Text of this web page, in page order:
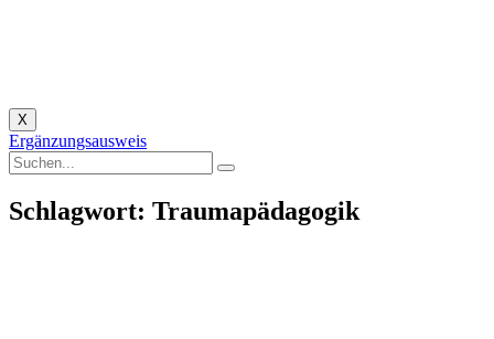
X
Ergänzungsausweis
Schlagwort: Traumapädagogik